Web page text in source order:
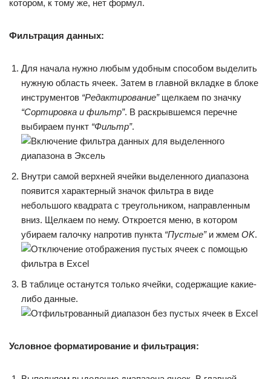
котором, к тому же, нет формул.
Фильтрация данных:
Для начала нужно любым удобным способом выделить
нужную область ячеек. Затем в главной вкладке в блоке
инструментов “Редактирование”щелкаем по значку
“Сортировка и фильтр”. В раскрывшемся перечне
выбираем пункт “Фильтр”.
Внутри самой верхней ячейки выделенного диапазона
появится характерный значок фильтра в виде
небольшого квадрата с треугольником, направленным
вниз. Щелкаем по нему. Откроется меню, в котором
убираем галочку напротив пункта “Пустые”и жмем OK.
В таблице останутся только ячейки, содержащие какие-
либо данные.
Условное форматирование и фильтрация: